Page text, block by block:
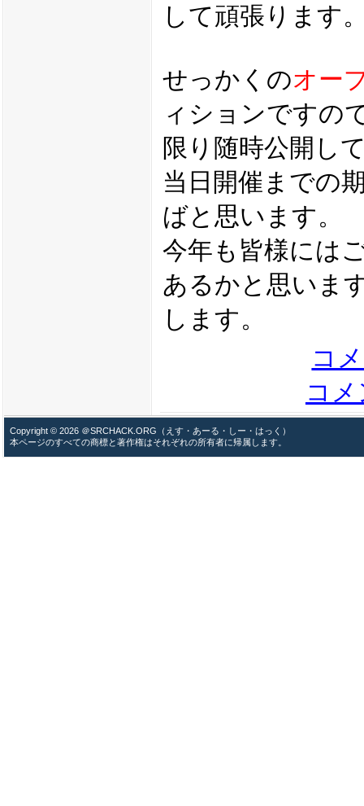
して頑張ります
せっかくのオー
ィションですの
限り随時公開し
当日開催までの
ばと思います。
今年も皆様には
あるかと思いま
します。
コ
コ
Copyright © 2026 ＠SRCHACK.ORG（えす・あーる・しー・はっく）
本ページのすべての商標と著作権はそれぞれの所有者に帰属します。